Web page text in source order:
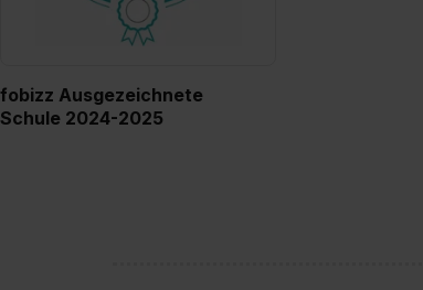
fobizz Ausgezeichnete
Schule 2024-2025